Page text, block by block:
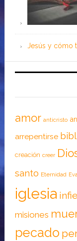
Jesús y cómo
amor anticristo
arrepentirse
creación creer
santo Eternidad
iglesia
misiones
pecado